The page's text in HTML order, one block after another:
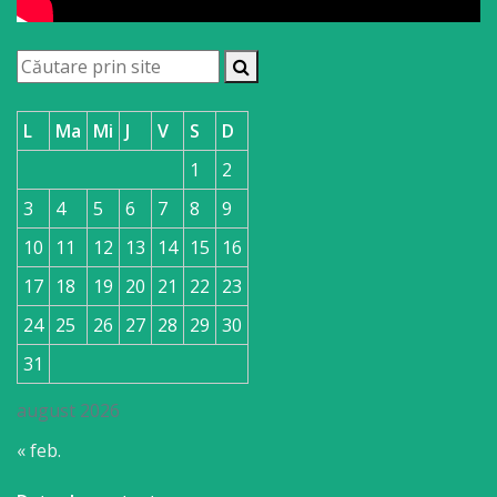
Acte
Media
Comunicate
de
presă
Informații
utile
Versiunea
august 2026
L Ma Mi J V S
D
1
2
3
4 5 6 7 8
9
10
11 12 13 14 15
16
17 18 19 20 21 22 23
24 25 26 27 28 29 30
31
« feb.